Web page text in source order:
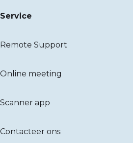
Service
Remote Support
Online meeting
Scanner app
Contacteer ons